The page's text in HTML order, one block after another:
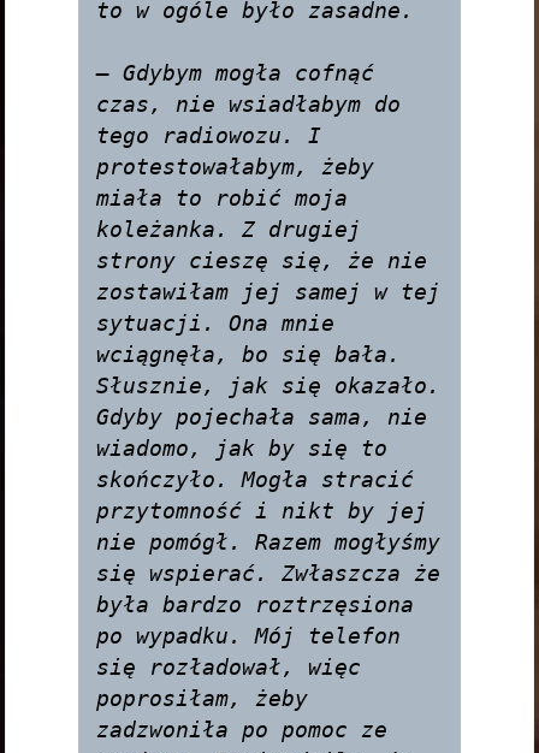
to w ogóle było zasadne.
— Gdybym mogła cofnąć
czas, nie wsiadłabym do
tego radiowozu. I
protestowałabym, żeby
miała to robić moja
koleżanka. Z drugiej
strony cieszę się, że nie
zostawiłam jej samej w tej
sytuacji. Ona mnie
wciągnęła, bo się bała.
Słusznie, jak się okazało.
Gdyby pojechała sama, nie
wiadomo, jak by się to
skończyło. Mogła stracić
przytomność i nikt by jej
nie pomógł. Razem mogłyśmy
się wspierać. Zwłaszcza że
była bardzo roztrzęsiona
po wypadku. Mój telefon
się rozładował, więc
poprosiłam, żeby
zadzwoniła po pomoc ze